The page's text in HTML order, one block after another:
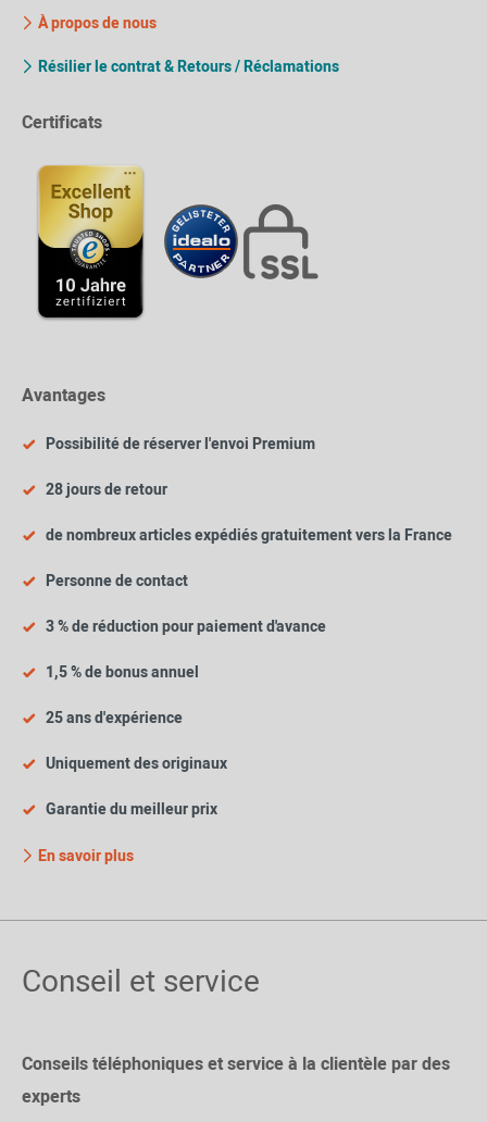
À propos de nous
Résilier le contrat & Retours / Réclamations
Certificats
Avantages
Possibilité de réserver l'envoi Premium
28 jours de retour
de nombreux articles expédiés gratuitement vers la France
Personne de contact
3 % de réduction pour paiement d'avance
1,5 % de bonus annuel
25 ans d'expérience
Uniquement des originaux
Garantie du meilleur prix
En savoir plus
Conseil et service
Conseils téléphoniques et service à la clientèle par des
experts